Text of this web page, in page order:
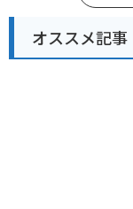
オススメ記事